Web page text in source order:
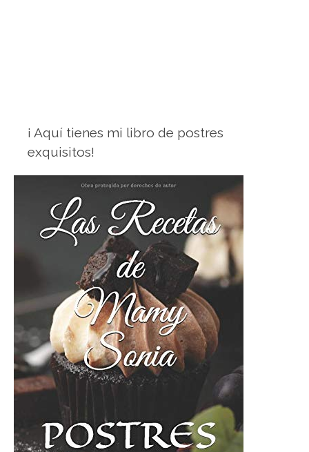
¡ Aquí tienes mi libro de postres
exquisitos!